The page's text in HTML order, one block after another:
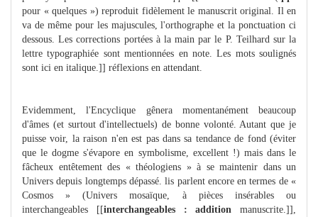
pour « quelques ») reproduit fidèlement le manuscrit original. Il en
va de même pour les majuscules, l'orthographe et la ponctuation ci
dessous. Les corrections portées à la main par le P. Teilhard sur la
lettre typographiée sont mentionnées en note. Les mots soulignés
sont ici en italique.]] réflexions en attendant.
Evidemment, l'Encyclique gênera momentanément beaucoup
d'âmes (et surtout d'intellectuels) de bonne volonté. Autant que je
puisse voir, la raison n'en est pas dans sa tendance de fond (éviter
que le dogme s'évapore en symbolisme, excellent !) mais dans le
fâcheux entêtement des « théologiens » à se maintenir dans un
Univers depuis longtemps dépassé. lis parlent encore en termes de «
Cosmos » (Univers mosaïque, à pièces insérables ou
interchangeables [[interchangeables : addition manuscrite.]],